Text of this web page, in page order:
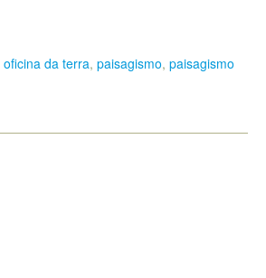
oficina da terra, paisagismo, paisagismo